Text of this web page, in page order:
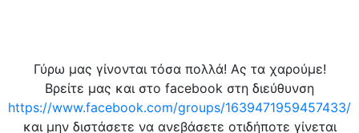
Γύρω μας γίνονται τόσα πολλά! Ας τα χαρούμε!
Βρείτε μας και στο facebook στη διεύθυνση
https://www.facebook.com/groups/1639471959457433/
και μην διστάσετε να ανεβάσετε οτιδήποτε γίνεται